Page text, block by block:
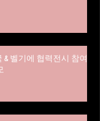
& 벨기에 협력전시 참여